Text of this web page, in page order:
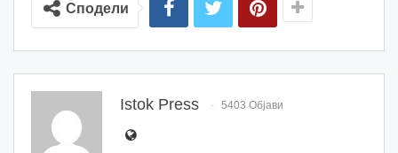
Сподели
Istok Press 5403 Објави